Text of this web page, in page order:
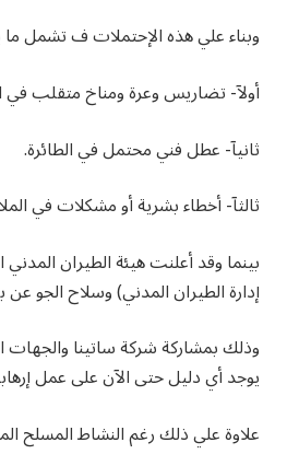
وبناء علي هذه الإحتملات ف تشمل
أولآ- تضاريس وعرة ومناخ متقلب في
ثانيآ- عطل فني محتمل في الطائرة.
ثالثآ- أخطاء بشرية أو مشكلات في
إدارة الطيران المدني) وسلاح الجو
وذلك بمشاركة شركة ساتينا والجهات
يوجد أي دليل حتى الآن على عمل
علاوة علي ذلك رغم النشاط المسلح